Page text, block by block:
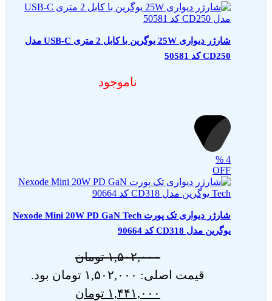
شارژر دیواری 25W یوگرین با کابل 2 متری USB-C مدل
CD250 کد 50581
ناموجود
4
%
OFF
شارژر دیواری تک پورت Nexode Mini 20W PD GaN Tech
یوگرین مدل CD318 کد 90664
۱,۵۰۲,۰۰۰ تومان
قیمت اصلی: ۱,۵۰۲,۰۰۰ تومان بود.
۱,۴۴۱,۰۰۰ تومان